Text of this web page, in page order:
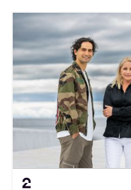
på hva som blir årets